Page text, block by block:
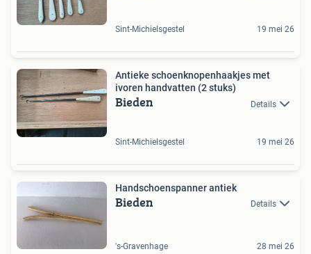
Sint-Michielsgestel 19 mei 26
Antieke schoenknopenhaakjes met
ivoren handvatten (2 stuks)
Bieden Details
Sint-Michielsgestel 19 mei 26
Handschoenspanner antiek
Bieden Details
's-Gravenhage 28 mei 26